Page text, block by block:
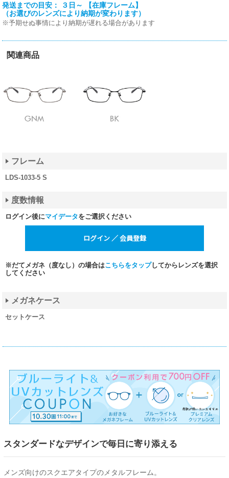
発送までの目安： ３日～ 【在庫フレーム】
（お選びのレンズにより納期が変わります）
※予期せぬ事情により納期が遅れる場合があります
関連商品
フレーム
LDS-1033-5 S
度数情報
ログイン後にマイデータをご選択ください
※だてメガネ（度なし）の場合はこちらをタップしてからレンズを選択
してください
メガネケース
セットケース
スタンダードなデザインで毎日に寄り添える
メンズ向けのスクエアタイプのメタルフレーム。